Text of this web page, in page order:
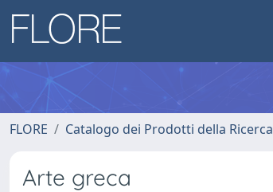
FLORE Catalogo dei Prodotti della Ricerca
Arte greca